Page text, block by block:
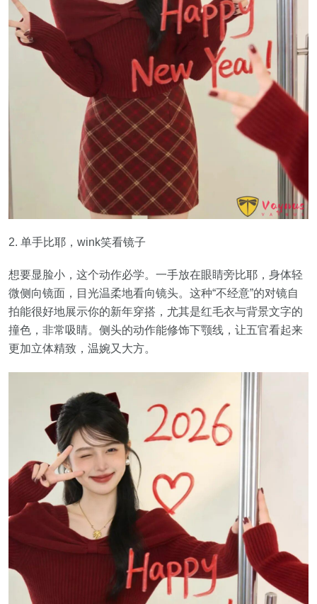
2. 单手比耶，wink笑看镜子
想要显脸小，这个动作必学。一手放在眼睛旁比耶，身体轻
微侧向镜面，目光温柔地看向镜头。这种“不经意”的对镜自
拍能很好地展示你的新年穿搭，尤其是红毛衣与背景文字的
撞色，非常吸睛。侧头的动作能修饰下颚线，让五官看起来
更加立体精致，温婉又大方。